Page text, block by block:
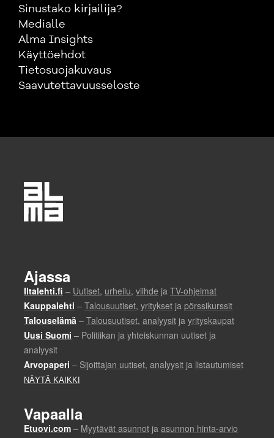
Sinustako kirjailija?
Medialle
Alma Insights
Käyttöehdot
Tietosuojakuvaus
Saavutettavuusseloste